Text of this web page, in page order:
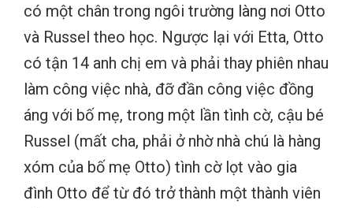
có một chân trong ngôi trường làng nơi Otto
và Russel theo học. Ngược lại với Etta, Otto
có tận 14 anh chị em và phải thay phiên nhau
làm công việc nhà, đỡ đần công việc đồng
áng với bố mẹ, trong một lần tình cờ, cậu bé
Russel (mất cha, phải ở nhờ nhà chú là hàng
xóm của bố mẹ Otto) tình cờ lọt vào gia
đình Otto để từ đó trở thành một thành viên